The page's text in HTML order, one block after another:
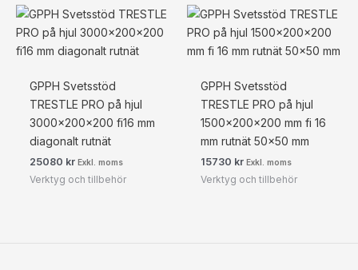
GPPH Svetsstöd
TRESTLE PRO på hjul
3000x200x200 fi16 mm
diagonalt rutnät
25080 kr Exkl. moms
Verktyg och tillbehör
GPPH Svetsstöd
TRESTLE PRO på hjul
1500x200x200 mm fi 16
mm rutnät 50×50 mm
15730 kr Exkl. moms
Verktyg och tillbehör